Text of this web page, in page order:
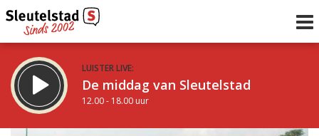
LUISTER LIVE:
De middag van Sleutelstad
12.00 - 18.00 uur